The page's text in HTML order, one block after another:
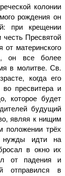
колонии
рождения он
при крещении
честь Пресвятой
материнского
он все более
в молитве. Св.
когда его
во пресвитера и
которое будет
будущий
являя к нищим
положении трёх
нужды идти на
в окно их
от падения и
отправился в